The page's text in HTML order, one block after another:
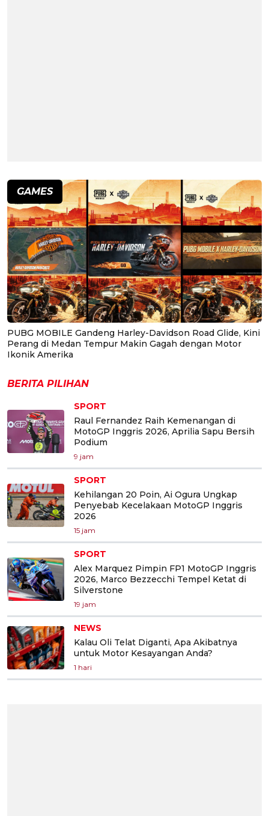
GAMES
PUBG MOBILE Gandeng Harley-Davidson Road Glide, Kini
Perang di Medan Tempur Makin Gagah dengan Motor
Ikonik Amerika
BERITA PILIHAN
SPORT
Raul Fernandez Raih Kemenangan di
MotoGP Inggris 2026, Aprilia Sapu Bersih
Podium
9 jam
SPORT
Kehilangan 20 Poin, Ai Ogura Ungkap
Penyebab Kecelakaan MotoGP Inggris
2026
15 jam
SPORT
Alex Marquez Pimpin FP1 MotoGP Inggris
2026, Marco Bezzecchi Tempel Ketat di
Silverstone
19 jam
NEWS
Kalau Oli Telat Diganti, Apa Akibatnya
untuk Motor Kesayangan Anda?
1 hari